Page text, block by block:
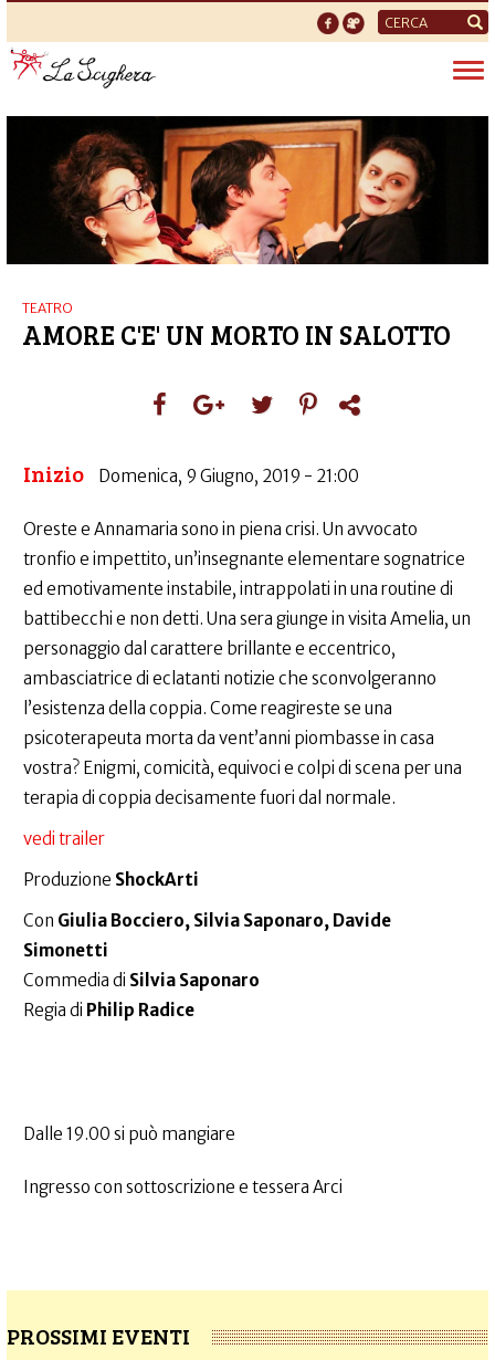
Form
di
ricerca
TEATRO
AMORE C'E' UN MORTO IN SALOTTO
Inizio Domenica, 9 Giugno, 2019 - 21:00
Oreste e Annamaria sono in piena crisi. Un avvocato
tronfio e impettito, un’insegnante elementare sognatrice
ed emotivamente instabile, intrappolati in una routine di
battibecchi e non detti. Una sera giunge in visita Amelia, un
personaggio dal carattere brillante e eccentrico,
ambasciatrice di eclatanti notizie che sconvolgeranno
l’esistenza della coppia. Come reagireste se una
psicoterapeuta morta da vent’anni piombasse in casa
vostra? Enigmi, comicità, equivoci e colpi di scena per una
terapia di coppia decisamente fuori dal normale.
vedi trailer
Produzione ShockArti
Con Giulia Bocciero, Silvia Saponaro, Davide
Simonetti
Commedia di Silvia Saponaro
Regia di Philip Radice
Dalle 19.00 si può mangiare
Ingresso con sottoscrizione e tessera Arci
PROSSIMI EVENTI